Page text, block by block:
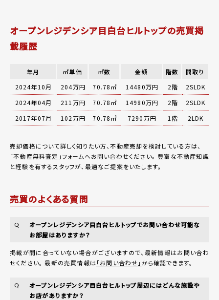
オープンレジデンシア目白台ヒルトップの売買掲
載履歴
年月 ㎡単価 ㎡数 金額 階数
間取り
2024年10月
204万円 70.78㎡ 14480万円 2階
2SLDK
2024年04月
211万円 70.78㎡ 14980万円 2階
2SLDK
2017年07月
102万円 70.78㎡ 7290万円 1階 2LDK
売却価格について詳しく知りたい方、不動産売却を検討している方は、
「不動産無料査定 」フォームへお問い合わせください。 豊富な不動産知識
と経験を有するスタッフが、最適なご提案をいたします。
売買のよくある質問
Q
オープンレジデンシア目白台ヒルトップでお問い合わせ可能な
お部屋はありますか？
掲載が間に合っていない場合がございますので、最新情報はお問い合わ
せください。 最新の売買情報は「お問い合わせ」 から確認できます。
Q
オープンレジデンシア目白台ヒルトップ周辺にはどんな施設や
お店がありますか？